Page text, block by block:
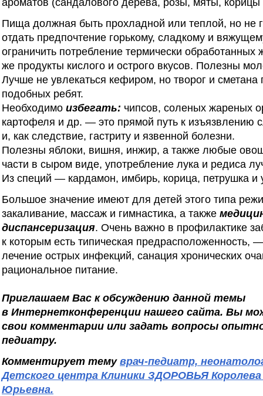
ароматов (сандалового дерева, розы, мяты,
Пища должная быть прохладной или теплой, но не
отдать предпочтение горькому, сладкому и
ограничить потребление термически обработанных
же продукты кислого и острого вкусов. Полезны
Лучше не увлекаться кефиром, но творог и сметана
подобных ребят.
Необходимо избегать: чипсов, соленых жареных
картофеля и др. — это прямой путь к изъязвлению
и, как следствие, гастриту и язвенной болезни.
Полезны яблоки, вишня, инжир, а также любые
части в сыром виде, употребление лука и редиса
Из специй — кардамон, имбирь, корица, петрушка и
Большое значение имеют для детей этого типа
закаливание, массаж и гимнастика, а также
диспансеризация. Очень важно в профилактике
к которым есть типическая предрасположенность,
лечение острых инфекций, санация хронических
рациональное питание.
Приглашаем Вас к обсуждению данной темы
в Интернетконференции нашего сайта. Вы
свои комментарии или задать вопросы
педиатру.
Комментирует тему врач-педиатр,
Детского центра Клиники ЗДОРОВЬЯ
Юрьевна.